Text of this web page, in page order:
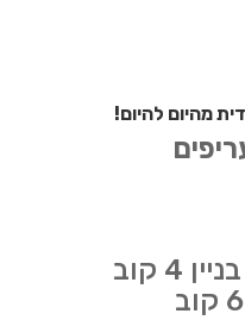
מהיום להיום!
קוב